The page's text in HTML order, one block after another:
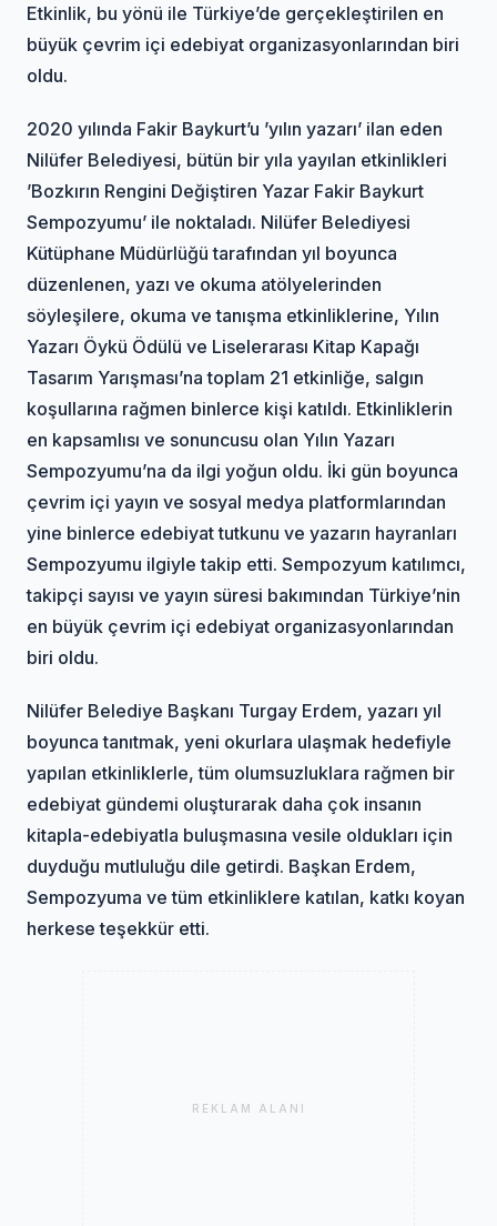
Etkinlik, bu yönü ile Türkiye’de gerçekleştirilen en
büyük çevrim içi edebiyat organizasyonlarından biri
oldu.
2020 yılında Fakir Baykurt’u ’yılın yazarı’ ilan eden
Nilüfer Belediyesi, bütün bir yıla yayılan etkinlikleri
’Bozkırın Rengini Değiştiren Yazar Fakir Baykurt
Sempozyumu’ ile noktaladı. Nilüfer Belediyesi
Kütüphane Müdürlüğü tarafından yıl boyunca
düzenlenen, yazı ve okuma atölyelerinden
söyleşilere, okuma ve tanışma etkinliklerine, Yılın
Yazarı Öykü Ödülü ve Liselerarası Kitap Kapağı
Tasarım Yarışması’na toplam 21 etkinliğe, salgın
koşullarına rağmen binlerce kişi katıldı. Etkinliklerin
en kapsamlısı ve sonuncusu olan Yılın Yazarı
Sempozyumu’na da ilgi yoğun oldu. İki gün boyunca
çevrim içi yayın ve sosyal medya platformlarından
yine binlerce edebiyat tutkunu ve yazarın hayranları
Sempozyumu ilgiyle takip etti. Sempozyum katılımcı,
takipçi sayısı ve yayın süresi bakımından Türkiye’nin
en büyük çevrim içi edebiyat organizasyonlarından
biri oldu.
Nilüfer Belediye Başkanı Turgay Erdem, yazarı yıl
boyunca tanıtmak, yeni okurlara ulaşmak hedefiyle
yapılan etkinliklerle, tüm olumsuzluklara rağmen bir
edebiyat gündemi oluşturarak daha çok insanın
kitapla-edebiyatla buluşmasına vesile oldukları için
duyduğu mutluluğu dile getirdi. Başkan Erdem,
Sempozyuma ve tüm etkinliklere katılan, katkı koyan
herkese teşekkür etti.
REKLAM ALANI